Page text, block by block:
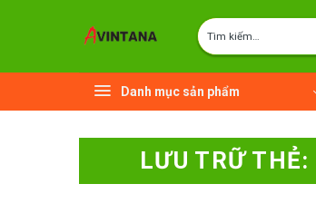
Tìm
kiếm:
Danh mục sản phẩm
LƯU TRỮ THẺ: